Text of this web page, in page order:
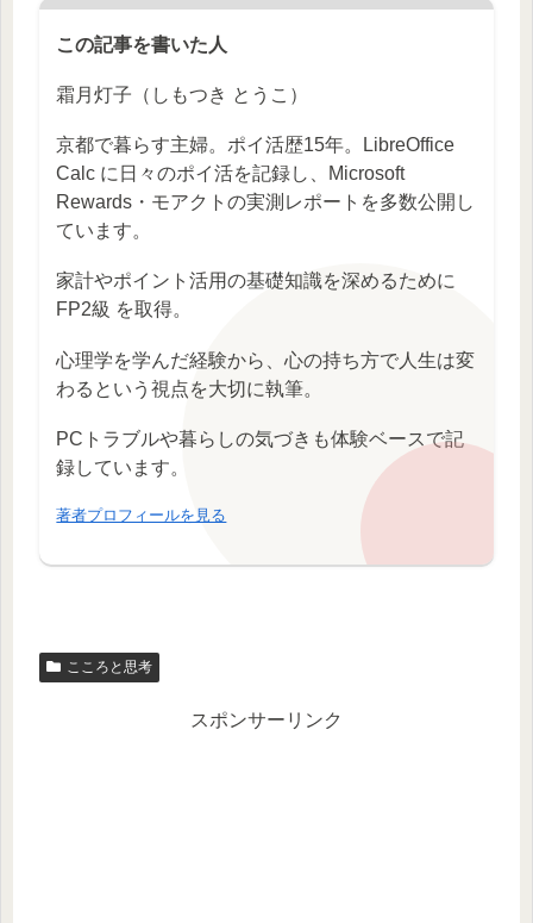
この記事を書いた人
霜月灯子（しもつき とうこ）
京都で暮らす主婦。ポイ活歴15年。LibreOffice
Calc に日々のポイ活を記録し、Microsoft
Rewards・モアクトの実測レポートを多数公開し
ています。
家計やポイント活用の基礎知識を深めるために
FP2級 を取得。
心理学を学んだ経験から、心の持ち方で人生は変
わるという視点を大切に執筆。
PCトラブルや暮らしの気づきも体験ベースで記
録しています。
著者プロフィールを見る
こころと思考
スポンサーリンク